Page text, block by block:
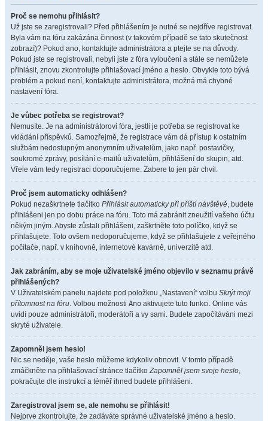
Proč se nemohu přihlásit?
Už jste se zaregistrovali? Před přihlášením je nutné se nejdříve registrovat.
Byla vám na fóru zakázána činnost (v takovém případě se tato skutečnost
zobrazí)? Pokud ano, kontaktujte administrátora a ptejte se na důvody.
Pokud jste se registrovali, nebyli jste z fóra vyloučeni a stále se nemůžete
přihlásit, znovu zkontrolujte přihlašovací jméno a heslo. Obvykle toto bývá
problém a pokud není, kontaktujte administrátora, možná má chybné
nastavení fóra.
Je vůbec potřeba se registrovat?
Nemusíte. Je na administrátorovi fóra, jestli je potřeba se registrovat ke
vkládání příspěvků. Samozřejmě, že registrace vám dá přístup k ostatním
službám nedostupným anonymním uživatelům, jako např. postavičky,
soukromé zprávy, posílání e-mailů uživatelům, přihlášení do skupin, atd.
Vřele vám tedy registraci doporučujeme. Zabere to jen pár chvil.
Proč jsem automaticky odhlášen?
Pokud nezaškrtnete tlačítko Přihlásit automaticky při příští návštěvě, budete
přihlášeni jen po dobu práce na fóru. Toto má zabránit zneužití vašeho účtu
někým jiným. Abyste zůstali přihlášeni, zaškrtněte toto políčko, když se
přihlašujete. Toto ovšem nedoporučujeme, když se přihlašujete z veřejného
počítače, např. v knihovně, internetové kavárně, univerzitě atd.
Jak zabráním, aby se moje uživatelské jméno objevilo v seznamu právě
přihlášených?
V Uživatelském panelu najdete pod položkou „Nastavení“ volbu Skrýt moji
přítomnost na fóru. Volbou možnosti Ano aktivujete tuto funkci. Online vás
uvidí pouze administrátoři, moderátoři a vy sami. Budete započítáváni mezi
skryté uživatele.
Zapomněl jsem heslo!
Nic se neděje, vaše heslo můžeme kdykoliv obnovit. V tomto případě
zmáčkněte na přihlašovací stránce tlačítkoZapomněl jsem svoje heslo,
pokračujte dle instrukcí a téměř ihned budete přihlášeni.
Zaregistroval jsem se, ale nemohu se přihlásit!
Nejprve zkontrolujte, že zadáváte správné uživatelské jméno a heslo.